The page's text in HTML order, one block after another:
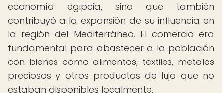
economía egipcia, sino que también
contribuyó a la expansión de su influencia en
la región del Mediterráneo. El comercio era
fundamental para abastecer a la población
con bienes como alimentos, textiles, metales
preciosos y otros productos de lujo que no
estaban disponibles localmente.